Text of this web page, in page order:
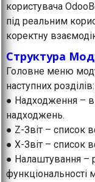
користувача
під реальним
коректну
Структура
Головне меню
наступних розділів:
● Надходження –
надходжень.
● Z-Звіт – список
● X-Звіт – список
● Налаштування –
функціональності